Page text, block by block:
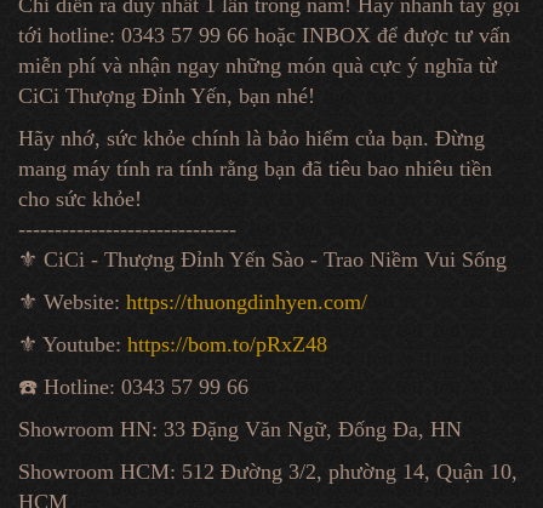
Chỉ diễn ra duy nhất 1 lần trong năm! Hãy nhanh tay gọi
tới hotline: 0343 57 99 66 hoặc INBOX để được tư vấn
miễn phí và nhận ngay những món quà cực ý nghĩa từ
CiCi Thượng Đỉnh Yến, bạn nhé!
Hãy nhớ, sức khỏe chính là bảo hiểm của bạn. Đừng
mang máy tính ra tính rằng bạn đã tiêu bao nhiêu tiền
cho sức khỏe!
------------------------------
⚜️ CiCi - Thượng Đỉnh Yến Sào - Trao Niềm Vui Sống
⚜️ Website: https://thuongdinhyen.com/
⚜️ Youtube: https://bom.to/pRxZ48
☎️ Hotline: 0343 57 99 66
Showroom HN: 33 Đặng Văn Ngữ, Đống Đa, HN
Showroom HCM: 512 Đường 3/2, phường 14, Quận 10,
HCM